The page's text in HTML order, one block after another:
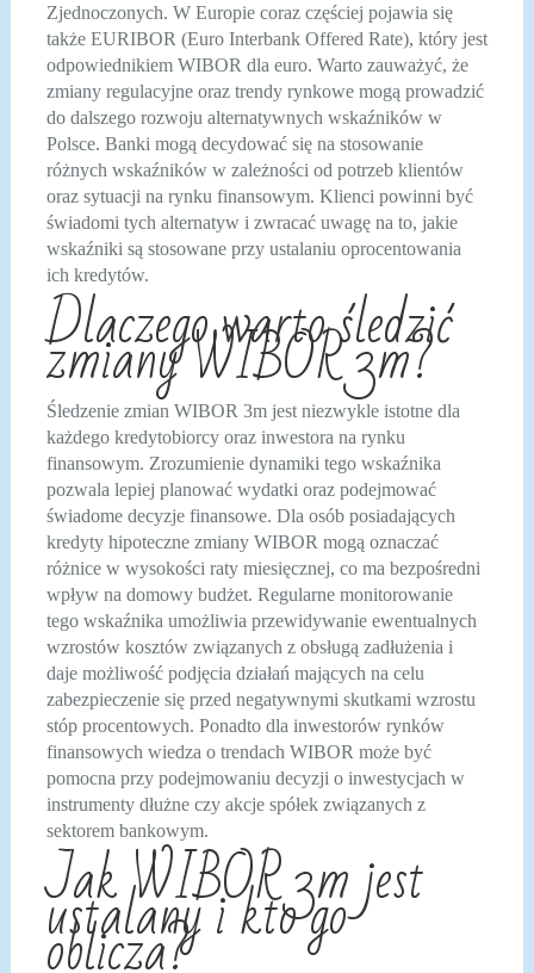
Zjednoczonych. W Europie coraz częściej pojawia się
także EURIBOR (Euro Interbank Offered Rate), który jest
odpowiednikiem WIBOR dla euro. Warto zauważyć, że
zmiany regulacyjne oraz trendy rynkowe mogą prowadzić
do dalszego rozwoju alternatywnych wskaźników w
Polsce. Banki mogą decydować się na stosowanie
różnych wskaźników w zależności od potrzeb klientów
oraz sytuacji na rynku finansowym. Klienci powinni być
świadomi tych alternatyw i zwracać uwagę na to, jakie
wskaźniki są stosowane przy ustalaniu oprocentowania
ich kredytów.
Dlaczego warto śledzić
zmiany WIBOR 3m?
Śledzenie zmian WIBOR 3m jest niezwykle istotne dla
każdego kredytobiorcy oraz inwestora na rynku
finansowym. Zrozumienie dynamiki tego wskaźnika
pozwala lepiej planować wydatki oraz podejmować
świadome decyzje finansowe. Dla osób posiadających
kredyty hipoteczne zmiany WIBOR mogą oznaczać
różnice w wysokości raty miesięcznej, co ma bezpośredni
wpływ na domowy budżet. Regularne monitorowanie
tego wskaźnika umożliwia przewidywanie ewentualnych
wzrostów kosztów związanych z obsługą zadłużenia i
daje możliwość podjęcia działań mających na celu
zabezpieczenie się przed negatywnymi skutkami wzrostu
stóp procentowych. Ponadto dla inwestorów rynków
finansowych wiedza o trendach WIBOR może być
pomocna przy podejmowaniu decyzji o inwestycjach w
instrumenty dłużne czy akcje spółek związanych z
sektorem bankowym.
Jak WIBOR 3m jest
ustalany i kto go
oblicza?